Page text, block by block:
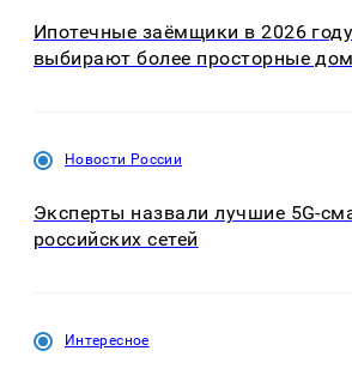
Ипотечные заёмщики в 2026
выбирают более просторные
Новости России
Эксперты назвали лучшие 5G-
российских сетей
Интересное